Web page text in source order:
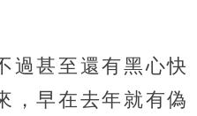
過甚至還有黑心快
，早在去年就有偽